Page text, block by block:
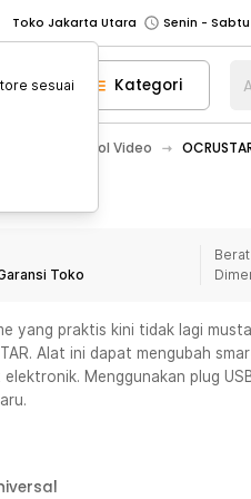
Toko Jakarta Utara
Toko Tangerang
Toko Cikupa
Pick n Go Jakarta Barat
Senin -
Pick n Go Bekasi
Senin - Jumat
Senin - Jumat
Senin -
Senin -
Toko Tangerang
Toko Cikupa
Pick n Go Jakarta Barat
Senin -
Senin - Jumat
Kategori
Remote Control Video
Toko
yang praktis kini tidak lagi
Alat ini dapat mengubah
Menggunakan plug
sesuai